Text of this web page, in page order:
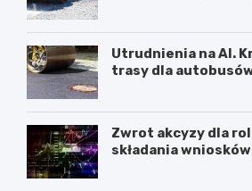
Utrudnienia na Al.
trasy dla
Zwrot akcyzy dla
składania